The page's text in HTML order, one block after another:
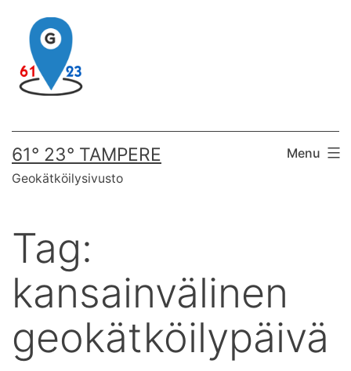
content
61° 23° TAMPERE
Geokätköilysivusto
Menu
Tag:
kansainvälinen
geokätköilypäivä